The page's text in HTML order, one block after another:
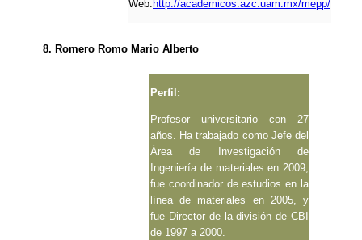
Web: http://academicos.azc.uam.mx/mepp/
8. Romero Romo Mario Alberto
Perfil:
Profesor universitario con 27
años. Ha trabajado como Jefe del
Área de Investigación de
Ingeniería de materiales en 2009,
fue coordinador de estudios en la
línea de materiales en 2005, y
fue Director de la división de CBI
de 1997 a 2000.